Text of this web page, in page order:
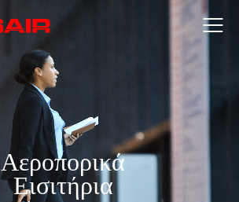
Αεροπορικά
Εισιτήρια